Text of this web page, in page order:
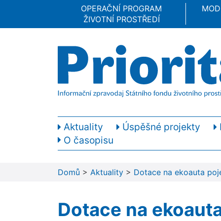
OPERAČNÍ PROGRAM
ŽIVOTNÍ PROSTŘEDÍ
Aktuality Úspěšné projekty
O časopisu
Domů > Aktuality > Dotace na ekoauta
Dotace na